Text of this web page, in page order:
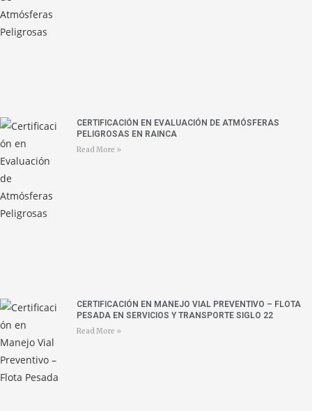
CERTIFICACIÓN EN EVALUACIÓN DE ATMÓSFERAS
PELIGROSAS EN RAINCA
Read More »
CERTIFICACIÓN EN MANEJO VIAL PREVENTIVO – FLOTA
PESADA EN SERVICIOS Y TRANSPORTE SIGLO 22
Read More »